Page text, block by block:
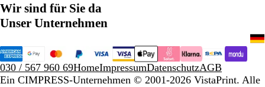
Wir sind für Sie da
Unser Unternehmen
030 / 567 960 69HomeImpressumDatenschutzAGB
Ein CIMPRESS-Unternehmen © 2001-2026 VistaPrint. Alle